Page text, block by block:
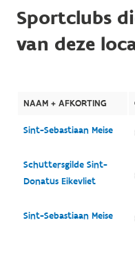
Sportclubs
van deze
NAAM + AFKORTING
Sint-Sebastiaan Meise
Schuttersgilde Sint-
Donatus Eikevliet
Sint-Sebastiaan Meise